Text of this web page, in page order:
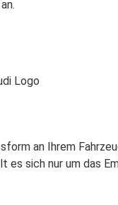
Logo
an Ihrem
es sich nur um das